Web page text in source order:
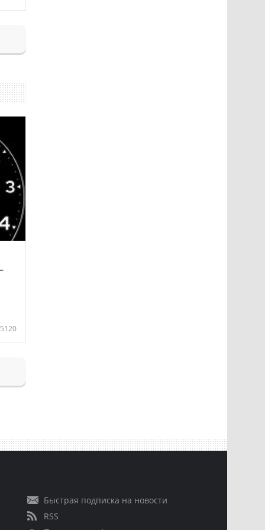
5120
Быстрая подписка на новости
RSS